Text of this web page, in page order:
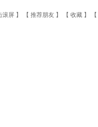
滚屏 】 【 推荐朋友 】 【 收藏 】 【